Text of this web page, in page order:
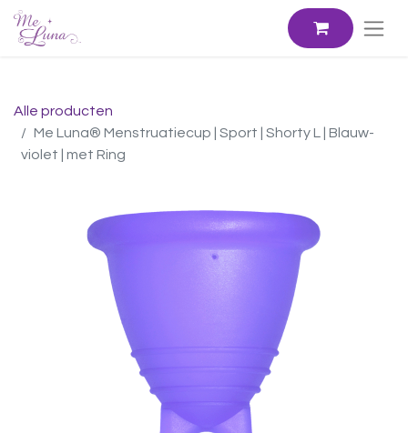
Alle producten
Me Luna® Menstruatiecup | Sport | Shorty L | Blauw-
violet | met Ring